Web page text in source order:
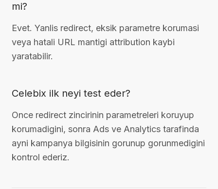
mi?
Evet. Yanlis redirect, eksik parametre korumasi
veya hatali URL mantigi attribution kaybi
yaratabilir.
Celebix ilk neyi test eder?
Once redirect zincirinin parametreleri koruyup
korumadigini, sonra Ads ve Analytics tarafinda
ayni kampanya bilgisinin gorunup gorunmedigini
kontrol ederiz.